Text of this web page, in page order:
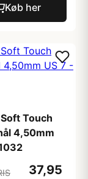
Køb her
Touch
4,50mm
37,95